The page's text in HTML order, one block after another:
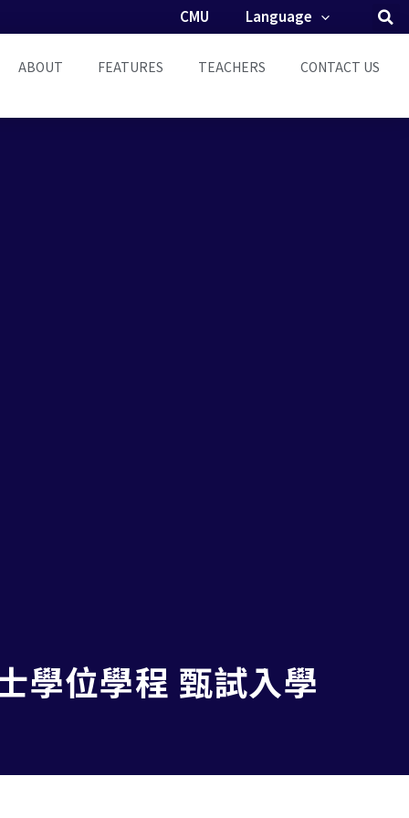
CMU Language
ABOUT FEATURES TEACHERS CONTACT US
學位學程 甄試入學